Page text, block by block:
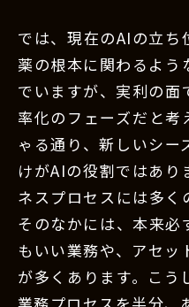
では、現在のAIの立ち
薬の根本に関わるよう
でいますが、実利の
率化のフェーズだと考
ゃる通り、新しいシ
けがAIの役割ではあり
ネスプロセスには多く
そのなかには、本来必
もいい業務や、アセ
が多くあります。こう